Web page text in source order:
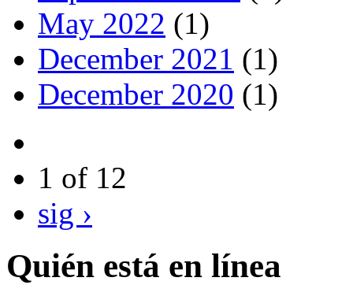
May 2022 (1)
December 2021 (1)
December 2020 (1)
1 of 12
sig ›
Quién está en línea